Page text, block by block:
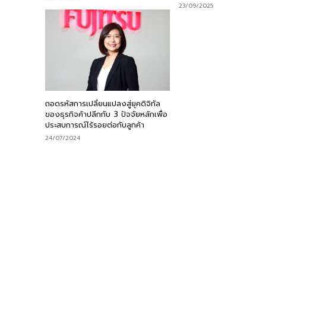
23/09/2025
ถอดรหัสการเปลี่ยนแปลงสู่ยุคดิจิทัล
ของธุรกิจค้าปลีกกับ 3 ปัจจัยหลักเพื่อ
ประสบการณ์ไร้รอยต่อกับลูกค้า
24/07/2024